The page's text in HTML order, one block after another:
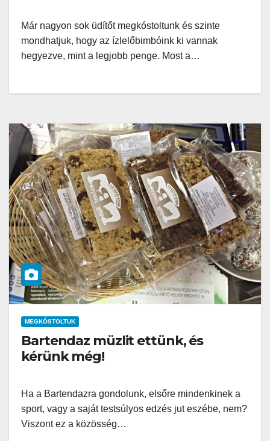
Már nagyon sok üdítőt megkóstoltunk és szinte
mondhatjuk, hogy az ízlelőbimbóink ki vannak
hegyezve, mint a legjobb penge. Most a…
MEGKÓSTOLTUK
Bartendaz müzlit ettünk, és
kérünk még!
Ha a Bartendazra gondolunk, elsőre mindenkinek a
sport, vagy a saját testsúlyos edzés jut eszébe, nem?
Viszont ez a közösség…